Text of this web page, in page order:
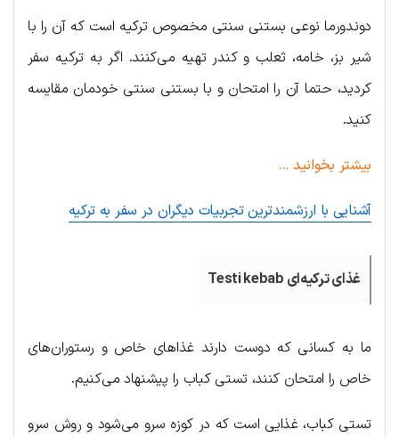
دوندورما نوعی بستنی سنتی مخصوص ترکیه است که آن را با
شیر بز، خامه، ثعلب و کندر تهیه می‌کنند. اگر به ترکیه سفر
کردید، حتما آن را امتحان و با بستنی سنتی خودمان مقایسه
کنید.
بیشتر بخوانید …
آشنایی با ارزشمندترین تجربیات دیگران در سفر به ترکیه
غذای ترکیه‌ای Testi kebab
ما به کسانی که دوست دارند غذاهای خاص و رستوران‌های
خاص را امتحان کنند، تستی کباب را پیشنهاد می‌کنیم.
تستی کباب، غذایی است که در کوزه سرو می‌شود و روش سرو